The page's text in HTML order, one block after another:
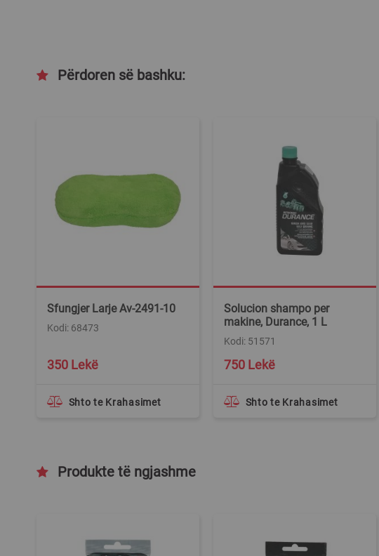
Përdoren së bashku:
Sfungjer Larje Av-2491-10
350 Lekë
Kodi: 68473
Shto te Krahasimet
Solucion shampo per
makine, Durance, 1 L
750 Lekë
Kodi: 51571
Shto te Krahasimet
Produkte të ngjashme